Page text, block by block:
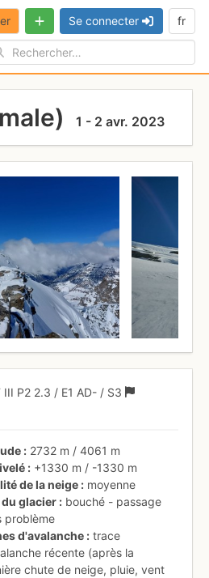
Se connecter fr
1 - 2 avr. 2023
III P2 2.3 / E1 AD- / S3
2732 m / 4061 m
+1330 m / -1330 m
de la neige
moyenne
du glacier
bouché - passage
problème
d'avalanche
trace
récente (après la
chute de neige, pluie, vent